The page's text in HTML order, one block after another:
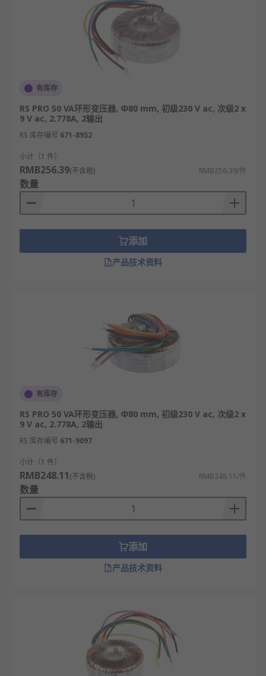
有库存
RS PRO 50 VA环形变压器, Φ80 mm, 初级230 V ac, 次级2 x
9 V ac, 2.778A, 2输出
RS 库存编号 671-8952
小计（1 件）
RMB256.39(不含税) RMB256.39/件
数量
添加
产品技术资料
有库存
RS PRO 50 VA环形变压器, Φ80 mm, 初级230 V ac, 次级2 x
9 V ac, 2.778A, 2输出
RS 库存编号 671-9097
小计（1 件）
RMB248.11(不含税) RMB248.11/件
数量
添加
产品技术资料